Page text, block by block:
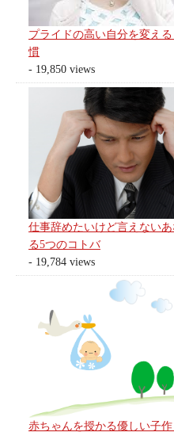
プライドの高い自分を変え
慣
- 19,850 views
仕事辞めたいけど言えない
る5つのコトバ
- 19,784 views
赤ちゃんを授かる優しい子作